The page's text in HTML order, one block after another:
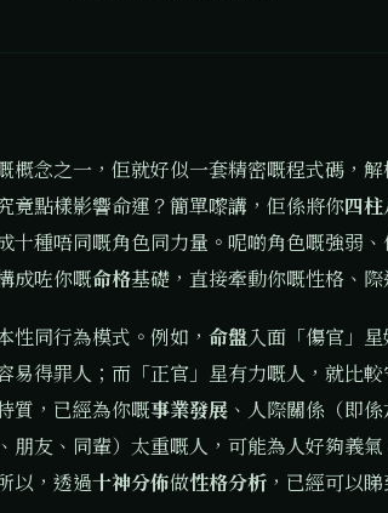
概念之一，佢就好似一套精密嘅程式碼，
竟點樣影響命運？簡單嚟講，佢係將你四
十種唔同嘅角色同力量。呢啲角色嘅強弱
成咗你嘅命格基礎，直接牽動你嘅性格、際
性同行為模式。例如， 命盤入面「傷官」
易得罪人；而「正官」星有力嘅人，就比
質，已經為你嘅事業發展 、人際關係（即係
朋友、同輩）太重嘅人，可能為人好夠義
以，透過十神分佈做性格分析 ，已經可以